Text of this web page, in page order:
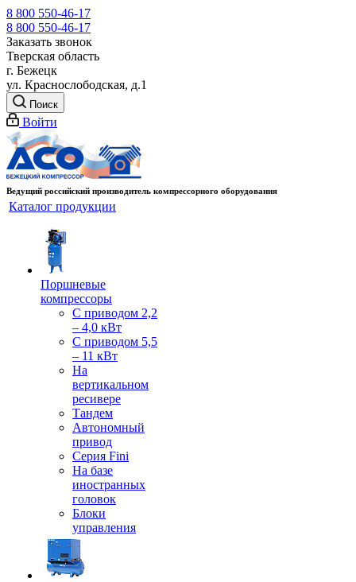
8 800 550-46-17
8 800 550-46-17
Заказать звонок
Тверская область
г. Бежецк
ул. Краснослободская, д.1
Поиск
Войти
Ведущий российский производитель компрессорного оборудования
Каталог продукции
Поршневые
компрессоры
С приводом 2,2
– 4,0 кВт
С приводом 5,5
– 11 кВт
На
вертикальном
ресивере
Тандем
Автономный
привод
Серия Fini
На базе
иностранных
головок
Блоки
управления